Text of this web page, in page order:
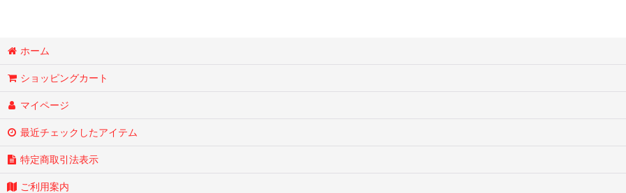
ホーム
ショッピングカート
マイページ
最近チェックしたアイテム
特定商取引法表示
ご利用案内